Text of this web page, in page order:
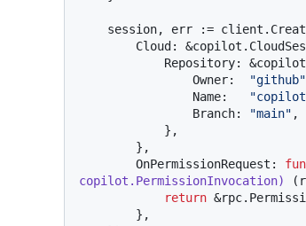
                Owner:
"github"
                Name:
                Branch:
"main" ,
        OnPermissionRequest:
copilot.PermissionInvocation)
return